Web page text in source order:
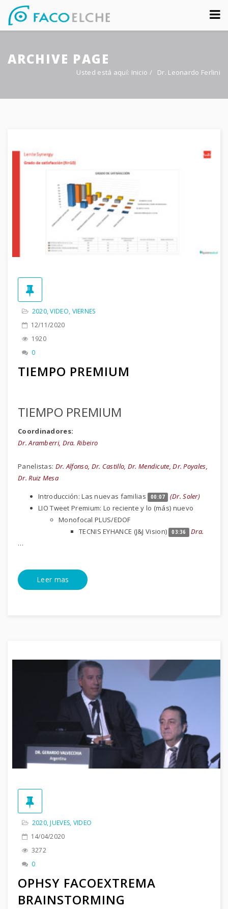
Sobre nosotros
Congreso
ARCHIVE PAGE
Usted está aquí: Inicio / Dr. Leonardo Ferlini
2020,VIDEO, VIERNES
12/11/2020
1920
0
TIEMPO PREMIUM
TIEMPO PREMIUM
Coordinadores:
Dr. Aramberri, Dra. Ribeiro
Panelistas: Dr. Alfonso, Dr. Castillo, Dr. Mendicute, Dr. Poyales,
Dr. Ruiz Mesa
Introducción: Las nuevas familias 00:07
(Dr. Soler)
LIO Tweet Premium: Lo reciente y lo (más) nuevo
Monofocal PLUS/EDOF
TECNIS EYHANCE (J&J Vision) 03:36
Dra.
…
Leer mas
2020,JUEVES, VIDEO
14/04/2020
3272
0
OPHSY FACOEXTREMA
BRAINSTORMING